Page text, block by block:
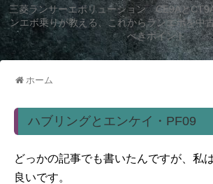
三菱ランサーエボリューション CE9Aと
ンエボ乗りが教える、これからランエボを中
べきポイント
ホーム
ハブリングとエンケイ・PF09
どっかの記事でも書いたんですが、私
良いです。